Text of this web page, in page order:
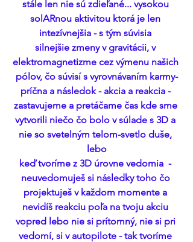
stále len nie sú zdieľané... vysokou
solARnou aktivitou ktorá je len
intezívnejšia - s tým súvisia
silnejšie zmeny v gravitácii, v
elektromagnetizme cez výmenu našich
pólov, čo súvisí s vyrovnávaním karmy-
príčna a následok - akcia a reakcia -
zastavujeme a pretáčame čas kde sme
vytvorili niečo čo bolo v súlade s 3D a
nie so svetelným telom-svetlo duše,
lebo
keď tvoríme z 3D úrovne vedomia  -
neuvedomuješ si následky toho čo
projektuješ v každom momente a
nevidíš reakciu poľa na tvoju akciu
vopred lebo nie si prítomný, nie si pri
vedomí, si v autopilote - tak tvoríme